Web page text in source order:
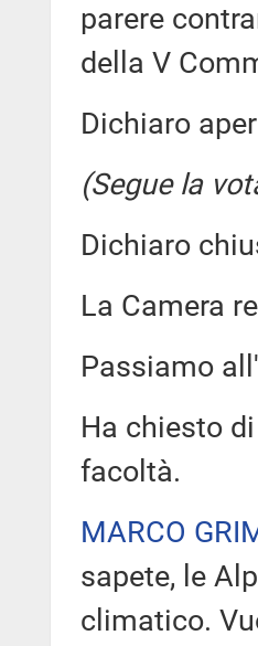
parere
della V
Dichiaro
(Segue la
Dichiaro
La Camera
Passiamo
Ha chiesto
facoltà.
MARCO
sapete, le
climatico.